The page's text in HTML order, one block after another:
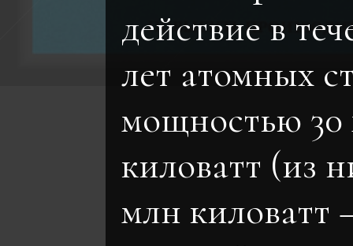
действие в
лет атомных
мощностью
киловатт (из
млн киловатт